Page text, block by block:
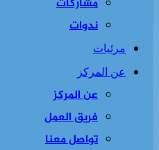
مشاركات
ندوات
مرئيات
عن المركز
عن المركز
فريق العمل
تواصل معنا